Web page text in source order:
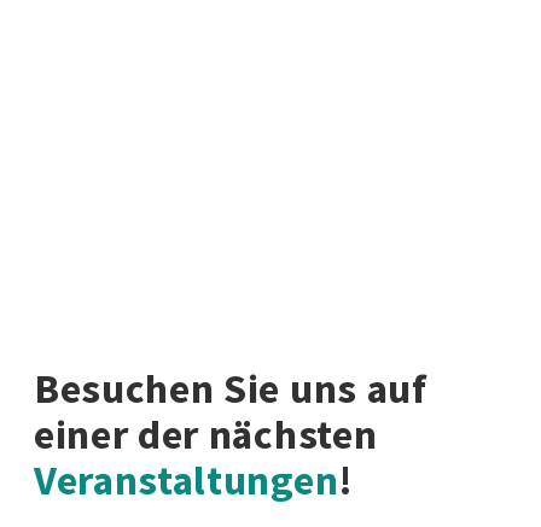
Besuchen Sie uns auf
einer der nächsten
Veranstaltungen!